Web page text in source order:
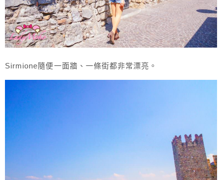
Sirmione隨便一面牆、一條街都非常漂亮。